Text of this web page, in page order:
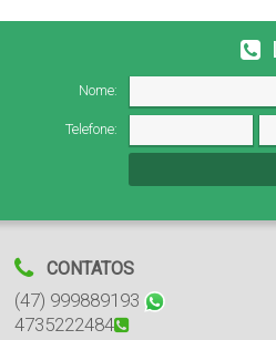
Nome:
Telefone:
CONTATOS
(47) 999889193
4735222484